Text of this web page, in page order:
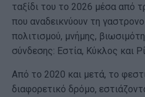
ταξίδι του το 2026 μέσα από
που αναδεικνύουν τη
πολιτισμού, μνήμης,
σύνδεσης: Εστία, Κύκλος και
Από το 2020 και μετά, το
διαφορετικό δρόμο,